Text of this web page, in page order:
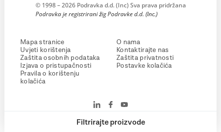
Filtrirajte proizvode
© 1998 – 2026 Podravka d.d. (Inc) Sva prava pridržana
Podravka je registrirani žig Podravke d.d. (Inc.)
Mapa stranice
Uvjeti korištenja
Zaštita osobnih podataka
Izjava o pristupačnosti
Pravila o korištenju
kolačića
O nama
Kontaktirajte nas
Zaštita privatnosti
Postavke kolačića